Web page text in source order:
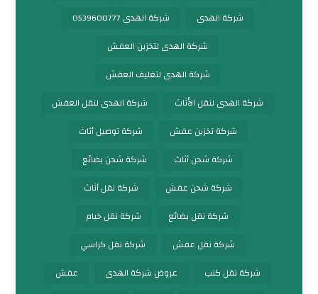
شركة الهدى
شركة الهدى 0539600777
شركة الهدى لتخزين العفش
شركة الهدى لتغليف العفش
شركة الهدى لنقل الأثاث
شركة الهدى لنقل العفش
شركة تخزين عفش
شركة توصيل أثاث
شركة شحن أثاث
شركة شحن بضائع
شركة شحن عفش
شركة نقل أثاث
شركة نقل بضائع
شركة نقل خيام
شركة نقل عفش
شركة نقل كراسي
شركة نقل كنب
عروض شركة الهدى
عفش